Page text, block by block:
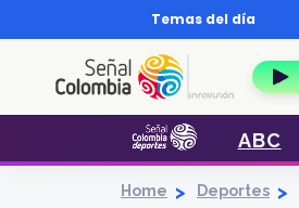
Pasar al contenido principal
Temas del día
Diccionario nariñense | Murió Leo Dan
ABC
Home Deportes